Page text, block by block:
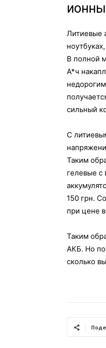
Литиевые
В полной
А*ч
сильный
С
Таким
гелевые с
150 грн.
при цене
Таким
АКБ. Но
сколько